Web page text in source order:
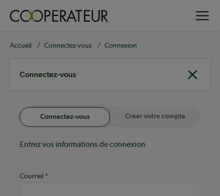
principal
Fil
Accueil Connectez-vous Connexion
Connectez-vous
Connectez-vous Créer votre compte
Entrez vos informations de connexion
Courriel